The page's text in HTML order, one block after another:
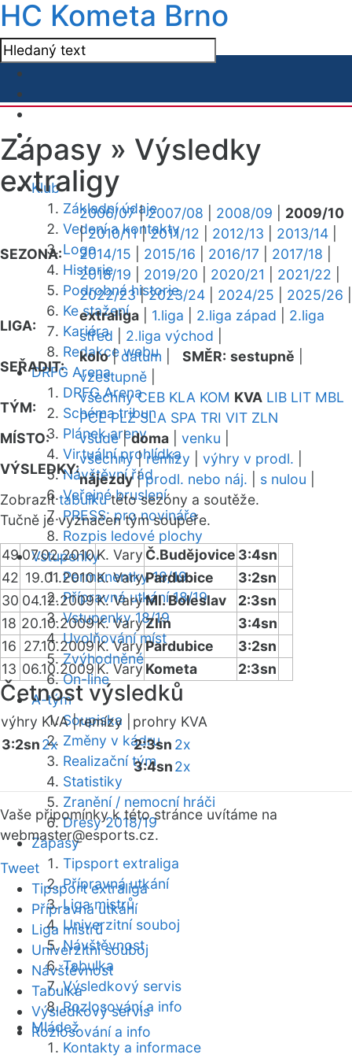
HC Kometa Brno
Klub
Základní údaje
Vedení a kontakty
Logo
Historie
Podrobná historie
Ke stažení
Kariéra
Redakce webu
DRFG Arena
DRFG Arena
Schéma tribun
Plánek areny
Virtuální prohlídka
Návštěvní řád
Veřejné bruslení
PRESS: pro novináře
Rozpis ledové plochy
Vstupenky
Permanentky 18/19
Přípravná utkání 18/19
Vstupenky 18/19
Uvolňování míst
Zvýhodněné
On-line
A-tým
Soupiska
Změny v kádru
Realizační tým
Statistiky
Zranění / nemocní hráči
Dresy 2018/19
Zápasy
Tipsport extraliga
Přípravná utkání
Liga mistrů
Univerzitní souboj
Návštěvnost
Tabulka
Výsledkový servis
Rozlosování a info
Mládež
Kontakty a informace
Zápasy » Výsledky
extraligy
SEZONA:
2006/07|2007/08 2008/09
2009/10
|2010/11|2011/12 2012/13 2013/14
2014/15
2015/16 2016/17 2017/18
2018/19
2019/20 2020/21 2021/22
2022/23|2023/24 2024/25 2025/26
LIGA:
extraliga 1.liga 2.liga západ
2.liga
střed
2.liga východ
SEŘADIT:
kolo|datum SMĚR: sestupně
vzestupně
TÝM:
všechny CEB KLA KOM KVA LIB LIT MBL
PCE PLZ SLA SPA TRI VIT ZLN
MÍSTO:
všude|doma venku
VÝSLEDKY:
všechny|remízy výhry v prodl.
nájezdy|prodl. nebo náj. s nulou
Zobrazittabulkutéto sezóny a soutěže.
Tučně je vyznačen tým soupeře.
49 07.02.2010K. Vary Č.Budějovice 3:4sn
42 19.01.2010K. VaryPardubice
3:2sn
30 04.12.2009K. VaryMl. Boleslav
2:3sn
18 20.10.2009K. VaryZlín
3:4sn
16 27.10.2009K. VaryPardubice
3:2sn
13 06.10.2009K. Vary Kometa 2:3sn
Četnost výsledků
výhry KVA |remízy |
prohry KVA
3:2sn2x 2:3sn 2x
3:4sn2x
Vaše připomínky k této stránce uvítáme na
webmaster@esports.cz.
Tweet
Tipsport extraliga
Přípravná utkání
Liga mistrů
Univerzitní souboj
Návštěvnost
Tabulka
Výsledkový servis
Rozlosování a info